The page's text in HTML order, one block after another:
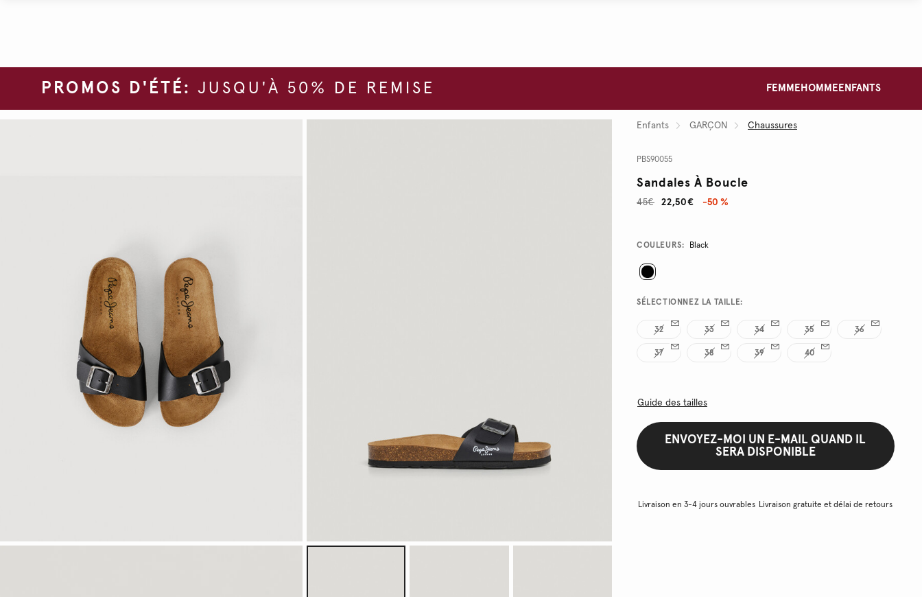
PROMOS D'ÉTÉ: JUSQU'À 50% DE REMISE FEMME HOMME ENFANTS
Enfants GARÇON Chaussures
PBS90055
Sandales À Boucle
22,50€
45€ -50 %
Promotions
Variations
COULEURS: Black
SÉLECTIONNEZ LA TAILLE:
32 33 34 35 36
37 38 39 40
Guide des tailles
ENVOYEZ-MOI UN E-MAIL QUAND IL
SERA DISPONIBLE
Livraison en 3-4 jours ouvrables Livraison gratuite et délai de retours